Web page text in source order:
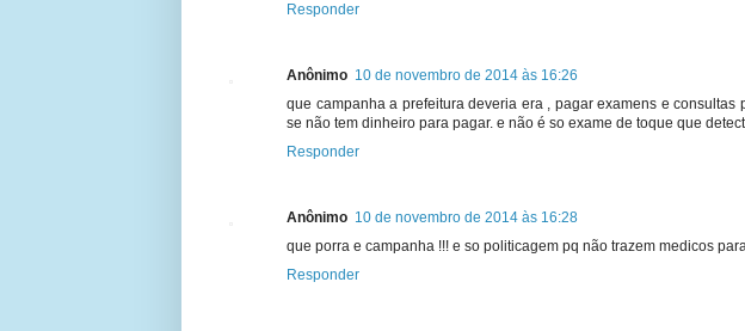
Responder
Anônimo 10 de novembro de 2014 às 16:26
que campanha a prefeitura deveria era , pagar examens e consultas
se não tem dinheiro para pagar. e não é so exame de toque que
Responder
Anônimo 10 de novembro de 2014 às 16:28
que porra e campanha !!! e so politicagem pq não trazem medicos
Responder